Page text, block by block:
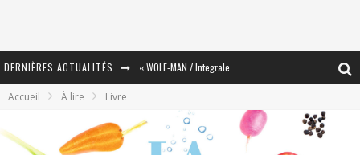
DERNIÈRES ACTUALITÉS
Accueil À lire Livre